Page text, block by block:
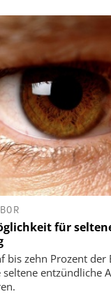
für
bis zehn Prozent der
entzündliche